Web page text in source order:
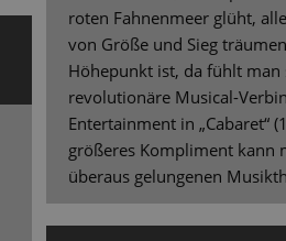
roten Fahnenmeer glüht,
von Größe und Sieg
Höhepunkt ist, da fühlt man
revolutionäre Musical-
Entertainment in „Cabaret“
größeres Kompliment kann
überaus gelungenen